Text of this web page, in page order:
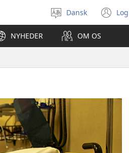
Vælg
sprog
Dansk
NYHEDER OM OS